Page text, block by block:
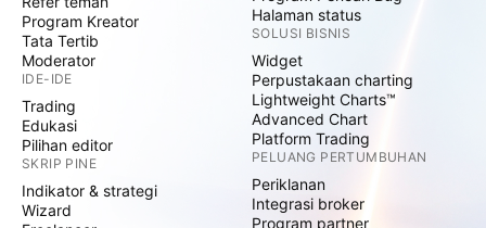
Program Kreator
Tata Tertib
Moderator
IDE-IDE
Trading
Edukasi
Pilihan editor
SKRIP PINE
Indikator & strategi
Wizard
Halaman status
SOLUSI BISNIS
Widget
Perpustakaan charting
Lightweight Charts™
Advanced Chart
Platform Trading
PELUANG PERTUMBUHAN
Periklanan
Integrasi broker
Program partner